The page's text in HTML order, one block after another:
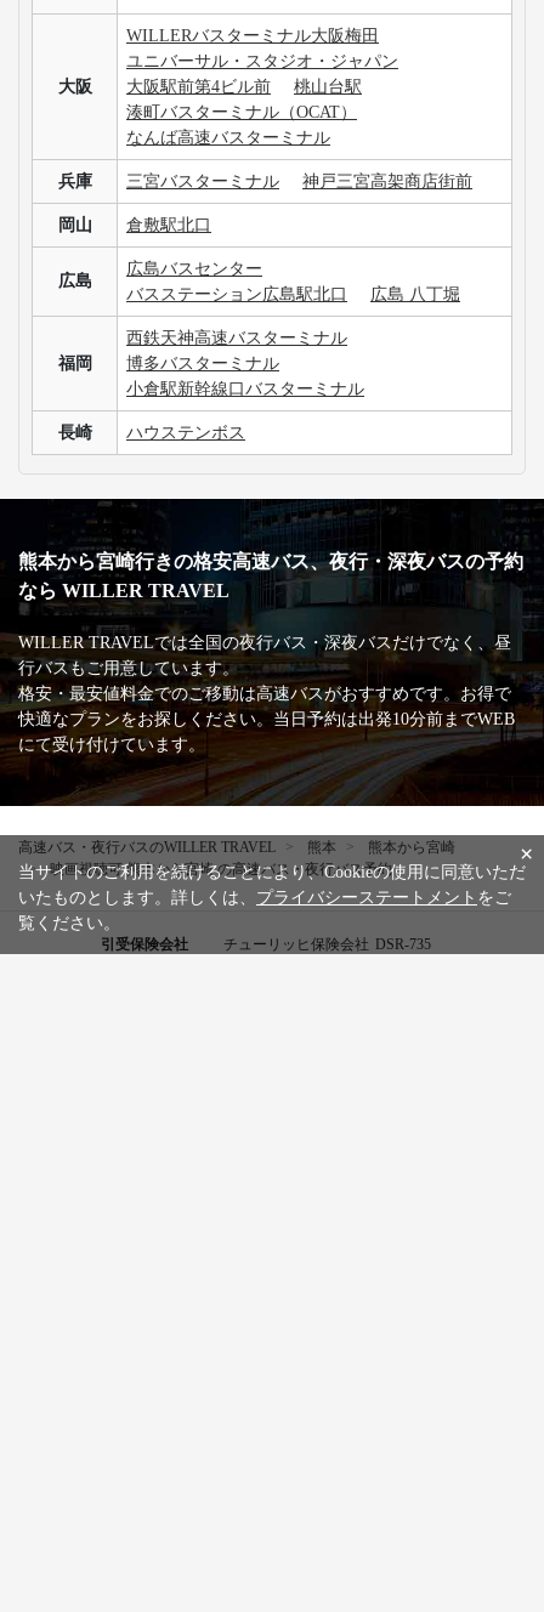
大阪
WILLERバスターミナル大阪梅田
ユニバーサル・スタジオ・ジャパン
大阪駅前第4ビル前
桃山台駅
湊町バスターミナル（OCAT）
なんば高速バスターミナル
兵庫 三宮バスターミナル 神戸三宮高架商店街前
岡山 倉敷駅北口
広島
広島バスセンター
バスステーション広島駅北口
広島 八丁堀
福岡
西鉄天神高速バスターミナル
博多バスターミナル
小倉駅新幹線口バスターミナル
長崎 ハウステンボス
熊本から宮崎行きの格安高速バス、夜行・深夜バスの予約
なら WILLER TRAVEL
WILLER TRAVELでは全国の夜行バス・深夜バスだけでなく、昼
行バスもご用意しています。
格安・最安値料金でのご移動は高速バスがおすすめです。お得で
快適なプランをお探しください。当日予約は出発10分前までWEB
にて受け付けています。
高速バス・夜行バスのWILLER TRAVEL 熊本
熊本から宮崎
映画視聴可 熊本から宮崎 の高速バス・夜行バス予約
引受保険会社 チューリッヒ保険会社 DSR-735
×
当サイトのご利用を続けることにより、Cookieの使用に同意いただ
いたものとします。詳しくは、 プライバシーステートメント をご
覧ください。